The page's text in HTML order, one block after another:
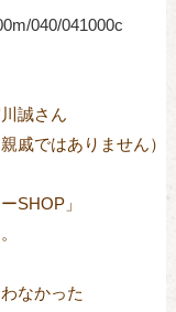
040/041000c
誠さん
戚ではありません）
SHOP」
なかった